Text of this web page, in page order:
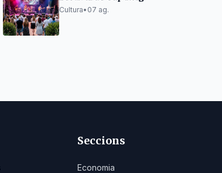
Cultura• 07 ag.
Seccions
Economia